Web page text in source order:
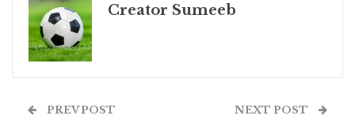
Creator Sumeeb
PREV POST NEXT POST